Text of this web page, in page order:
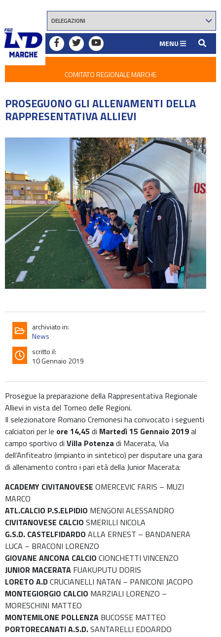
MENU
COMITATO REGIONALE MARCHE
PROSEGUONO GLI ALLENAMENTI DELLA
RAPPRESENTATIVA ALLIEVI
archiviato in:
News
scritto il:
10 Gennaio 2019
Prosegue la preparazione della Rappresentativa Regionale
Allievi in vista del Torneo delle Regioni.
Il selezionatore Romano Cremonesi ha convocato i seguenti
calciatori per le ore 14,45 di Martedì 15 Gennaio 2019al
campo sportivo di Villa Potenza di Macerata, Via
dell’Anfiteatro (impianto in sintetico) per disputare una gara
di allenamento contro i pari età della Junior Macerata:
ACADEMY CIVITANOVESE OMERCEVIC FARIS – MUZI
MARCO
ATL.CALCIO P.S.ELPIDIO MENGONI ALESSANDRO
CIVITANOVESE CALCIO SMERILLI NICOLA
G.S.D. CASTELFIDARDO ALLA ERNEST – BANDANERA
LUCA – BRACONI LORENZO
GIOVANE ANCONA CALCIO CIONCHETTI VINCENZO
JUNIOR MACERATA FUAKUPUTU DORIS
LORETO A.DCRUCIANELLI NATAN – PANICONI JACOPO
MONTEGIORGIO CALCIO MARZIALI LORENZO –
MORESCHINI MATTEO
MONTEMILONE POLLENZA BUCOSSE MATTEO
PORTORECANATI A.S.D.SANTARELLI EDOARDO